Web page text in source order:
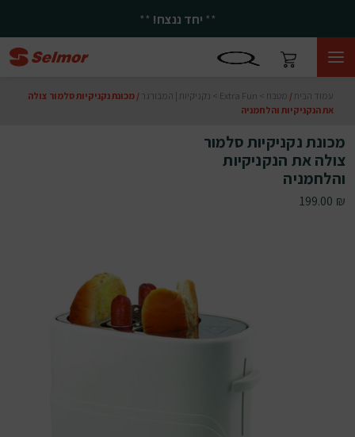
** יחד ננצח! **
עמוד הבית / מטבח > Extra Fun > נקניקיות | המבורגר
/ מכונת נקניקיות סלמור צולה
את הנקניקיות והלחמניה
מכונת נקניקיות סלמור
צולה את הנקניקיות
והלחמניה
199.00 ₪